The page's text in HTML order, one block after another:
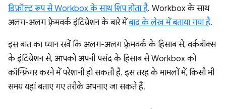
डिफ़ॉल्ट रूप से Workbox के साथ शिप होता है. Workbox के साथ
अलग-अलग फ़्रेमवर्क इंटिग्रेशन के बारे मेंबाद के लेख में बताया गया है.
इस बात का ध्यान रखें कि अलग-अलग फ़्रेमवर्क के हिसाब से, वर्कबॉक्स
के इंटिग्रेशन से, आपको अपनी पसंद के हिसाब से Workbox को
कॉन्फ़िगर करने में परेशानी हो सकती है. इस तरह के मामलों में, किसी भी
समय यहां बताए गए तरीके अपनाए जा सकते हैं.